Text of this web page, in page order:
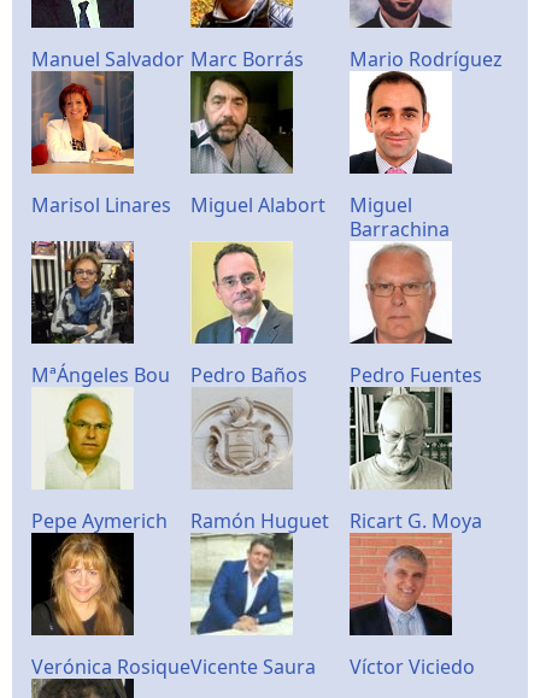
Manuel Salvador Marc Borrás Mario Rodríguez
Marisol Linares Miguel Alabort
Miguel
Barrachina
MªÁngeles Bou Pedro Baños Pedro Fuentes
Pepe Aymerich Ramón Huguet Ricart G. Moya
Verónica RosiqueVicente Saura Víctor Viciedo